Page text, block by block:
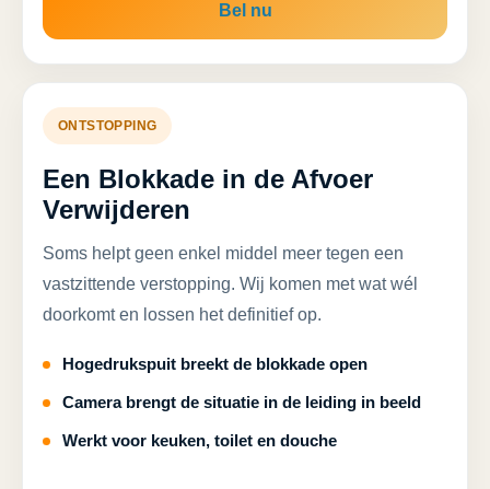
Bel nu
ONTSTOPPING
Een Blokkade in de Afvoer
Verwijderen
Soms helpt geen enkel middel meer tegen een
vastzittende verstopping. Wij komen met wat wél
doorkomt en lossen het definitief op.
Hogedrukspuit breekt de blokkade open
Camera brengt de situatie in de leiding in beeld
Werkt voor keuken, toilet en douche